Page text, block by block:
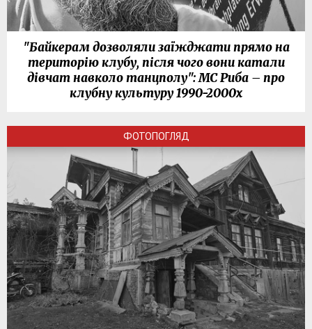
"Байкерам дозволяли заїжджати прямо на
територію клубу, після чого вони катали
дівчат навколо танцполу": МС Риба – про
клубну культуру 1990-2000х
ФОТОПОГЛЯД